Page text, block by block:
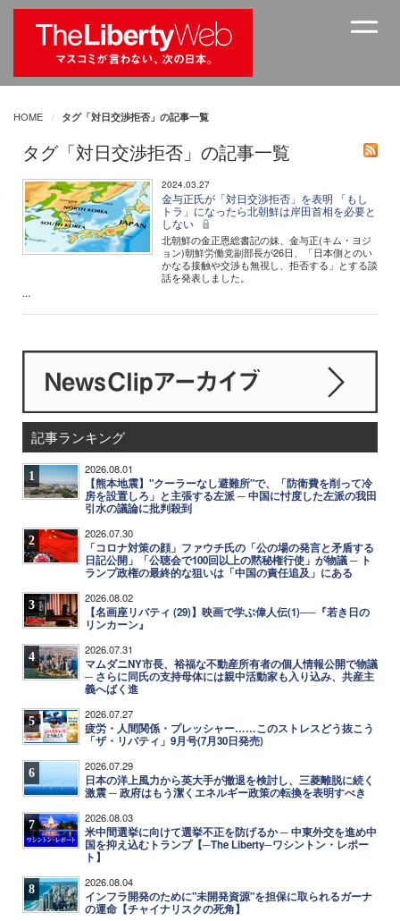
HOME タグ「対日交渉拒否」の記事一覧
タグ「対日交渉拒否」の記事一覧
2024.03.27
金与正氏が「対日交渉拒否」を表明 「もし
トラ」になったら北朝鮮は岸田首相を必要と
しない
北朝鮮の金正恩総書記の妹、金与正(キム・ヨジ
ョン)朝鮮労働党副部長が26日、「日本側とのい
かなる接触や交渉も無視し、拒否する」とする談
話を発表しました。
...
記事ランキング
1 2026.08.01
【熊本地震】"クーラーなし避難所"で、「防衛費を削って冷
房を設置しろ」と主張する左派 ─ 中国に忖度した左派の我田
引水の議論に批判殺到
2 2026.07.30
「コロナ対策の顔」ファウチ氏の「公の場の発言と矛盾する
日記公開」「公聴会で100回以上の黙秘権行使」が物議 ─ ト
ランプ政権の最終的な狙いは「中国の責任追及」にある
3 2026.08.02
【名画座リバティ (29)】映画で学ぶ偉人伝(1)──『若き日の
リンカーン』
4 2026.07.31
マムダニNY市長、裕福な不動産所有者の個人情報公開で物議
─ さらに同氏の支持母体には親中活動家も入り込み、共産主
義へばく進
5 2026.07.27
疲労・人間関係・プレッシャー……このストレスどう抜こう
「ザ・リバティ」9月号(7月30日発売)
6 2026.07.29
日本の洋上風力から英大手が撤退を検討し、三菱離脱に続く
激震 ─ 政府はもう潔くエネルギー政策の転換を表明すべき
7 2026.08.03
米中間選挙に向けて選挙不正を防げるか ─ 中東外交を進め中
国を抑え込むトランプ【─The Liberty─ワシントン・レポー
ト】
8 2026.08.04
インフラ開発のために"未開発資源"を担保に取られるガーナ
の運命【チャイナリスクの死角】